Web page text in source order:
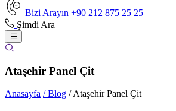
Bizi Arayın +90 212 875 25 25
Şimdi Ara
Ataşehir Panel Çit
Anasayfa / Blog / Ataşehir Panel Çit